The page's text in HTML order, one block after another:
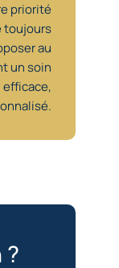
priorité
toujours
au
un soin
efficace,